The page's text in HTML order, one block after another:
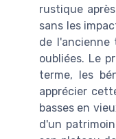
rustique
sans les
de l'ancienne
oubliées. Le
terme, les
apprécier
basses en
d'un